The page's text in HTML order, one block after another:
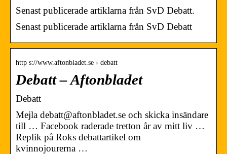
Senast publicerade artiklarna från SvD Debatt.
Senast publicerade artiklarna från SvD Debatt
http s://www.aftonbladet.se › debatt
Debatt – Aftonbladet
Debatt
Mejla debatt@aftonbladet.se och skicka insändare
till … Facebook raderade tretton år av mitt liv …
Replik på Roks debattartikel om
kvinnojourerna …